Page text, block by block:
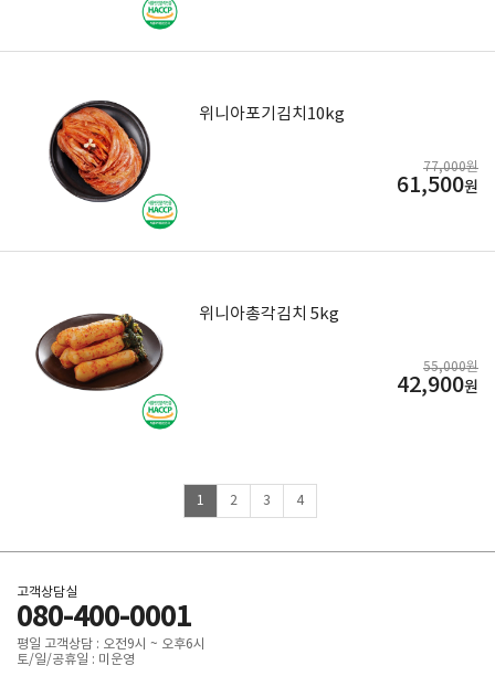
위니아포기김치10kg
77,000원
61,500원
위니아총각김치 5kg
55,000원
42,900원
1 2 3 4
고객상담실
080-400-0001
평일 고객상담 : 오전9시 ~ 오후6시
토/일/공휴일 : 미운영